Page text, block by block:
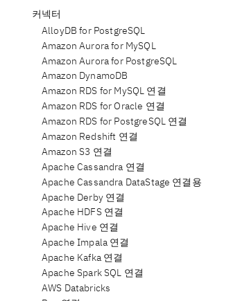
커넥터
AlloyDB for PostgreSQL
Amazon Aurora for MySQL
Amazon Aurora for PostgreSQL
Amazon DynamoDB
Amazon RDS for MySQL 연결
Amazon RDS for Oracle 연결
Amazon RDS for PostgreSQL 연결
Amazon Redshift 연결
Amazon S3 연결
Apache Cassandra 연결
Apache Cassandra DataStage 연결용
Apache Derby 연결
Apache HDFS 연결
Apache Hive 연결
Apache Impala 연결
Apache Kafka 연결
Apache Spark SQL 연결
AWS Databricks